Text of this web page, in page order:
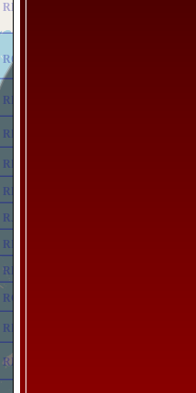
RE
RF
RG
RH
RI
RJ
RK
RL
RM
RN
RO
RP